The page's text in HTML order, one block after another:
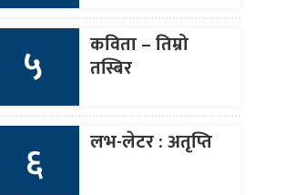
५ कविता – तिम्रो
तस्बिर
६ लभ-लेटर : अतृप्ति